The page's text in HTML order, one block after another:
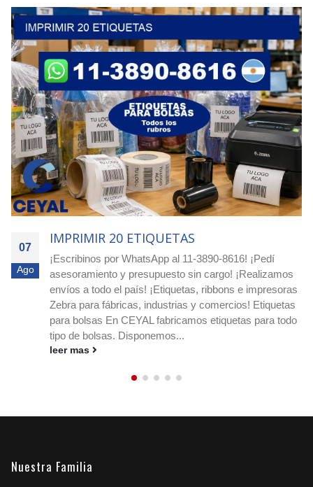
07
Ago
IMPRIMIR 20 ETIQUETAS
¡Escribinos por WhatsApp al 11-3890-8616! ¡Pedí
asesoramiento y presupuesto sin cargo! ¡Realizamos
envíos a todo el país! ¡Etiquetas, ribbons e impresoras
Zebra para fábricas, industrias y comercios! Etiquetas
para bolsas En CEYAL fabricamos etiquetas para todo
tipo de bolsas. Disponemos...
leer mas
Nuestra Familia